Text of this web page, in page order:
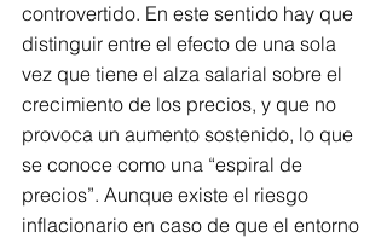
controvertido. En este sentido hay que
distinguir entre el efecto de una sola
vez que tiene el alza salarial sobre el
crecimiento de los precios, y que no
provoca un aumento sostenido, lo que
se conoce como una “espiral de
precios”. Aunque existe el riesgo
inflacionario en caso de que el entorno